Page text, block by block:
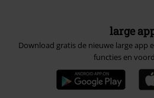
large
Download gratis de nieuwe large app
functies en